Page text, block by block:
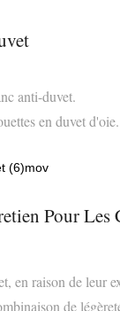
anti-duvet.
en duvet d'oie.
Pour Les
en raison de leur
de